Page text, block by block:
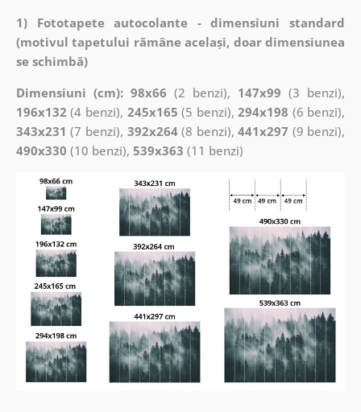
1) Fototapete autocolante - dimensiuni standard
(motivul tapetului rămâne același, doar dimensiunea
se schimbă)
Dimensiuni (cm): 98x66 (2 benzi), 147x99 (3 benzi),
196x132 (4 benzi), 245x165 (5 benzi),294x198 (6 benzi),
343x231 (7 benzi), 392x264(8 benzi),441x297 (9 benzi),
490x330 (10 benzi), 539x363 (11 benzi)